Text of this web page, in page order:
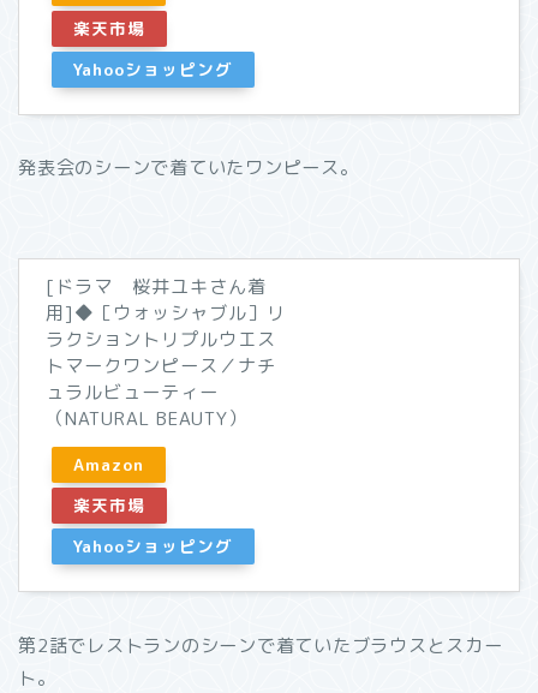
楽天市場
Yahooショッピング
発表会のシーンで着ていたワンピース。
[ドラマ 桜井ユキさん着
用]◆［ウォッシャブル］リ
ラクショントリプルウエス
トマークワンピース／ナチ
ュラルビューティー
（NATURAL BEAUTY）
Amazon
楽天市場
Yahooショッピング
第2話でレストランのシーンで着ていたブラウスとスカー
ト。